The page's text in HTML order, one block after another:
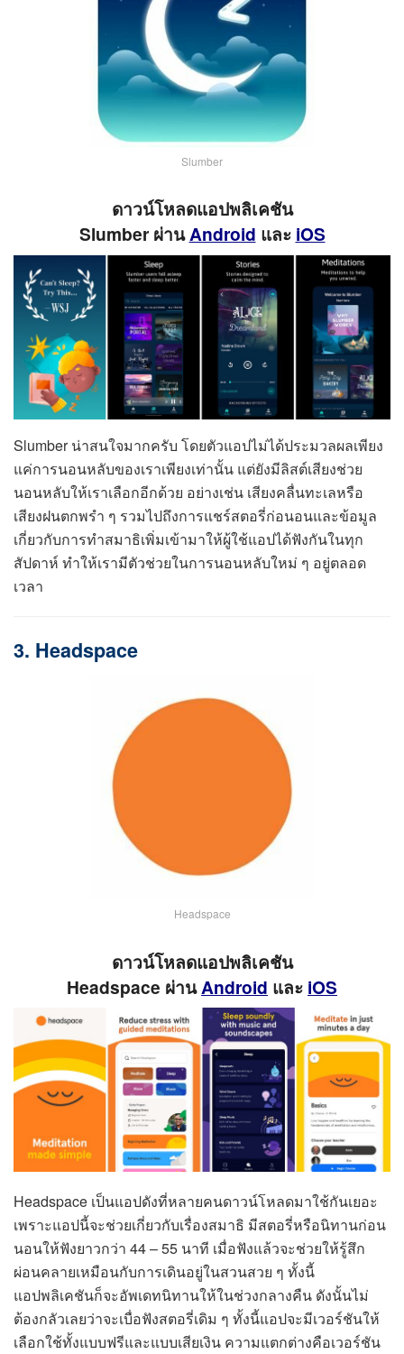
Slumber
ดาวน์โหลดแอปพลิเคชัน
Slumber ผ่านAndroid และ iOS
Slumber น่าสนใจมากครับ โดยตัวแอปไม่ได้ประมวลผลเพียง
แค่การนอนหลับของเราเพียงเท่านั้น แต่ยังมีลิสต์เสียงช่วย
นอนหลับให้เราเลือกอีกด้วย อย่างเช่น เสียงคลื่นทะเลหรือ
เสียงฝนตกพรำ ๆ รวมไปถึงการแชร์สตอรี่ก่อนอนและข้อมูล
เกี่ยวกับการทำสมาธิเพิ่มเข้ามาให้ผู้ใช้แอปได้ฟังกันในทุก
สัปดาห์ ทำให้เรามีตัวช่วยในการนอนหลับใหม่ ๆ อยู่ตลอด
เวลา
3. Headspace
Headspace
ดาวน์โหลดแอปพลิเคชัน
Headspace ผ่านAndroid และ iOS
Headspace เป็นแอปดังที่หลายคนดาวน์โหลดมาใช้กันเยอะ
เพราะแอปนี้จะช่วยเกี่ยวกับเรื่องสมาธิ มีสตอรี่หรือนิทานก่อน
นอนให้ฟังยาวกว่า 44 – 55 นาที เมื่อฟังแล้วจะช่วยให้รู้สึก
ผ่อนคลายเหมือนกับการเดินอยู่ในสวนสวย ๆ ทั้งนี้
แอปพลิเคชันก็จะอัพเดทนิทานให้ในช่วงกลางคืน ดังนั้นไม่
ต้องกลัวเลยว่าจะเบื่อฟังสตอรี่เดิม ๆ ทั้งนี้แอปจะมีเวอร์ชันให้
เลือกใช้ทั้งแบบฟรีและแบบเสียเงิน ความแตกต่างคือเวอร์ชัน